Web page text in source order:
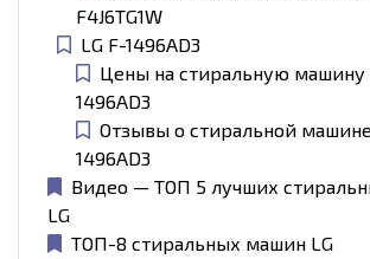
F4J6TG1W
LG F-1496AD3
Цены на стиральную машину
1496AD3
Отзывы о стиральной
1496AD3
Видео — ТОП 5 лучших
LG
ТОП-8 стиральных машин LG